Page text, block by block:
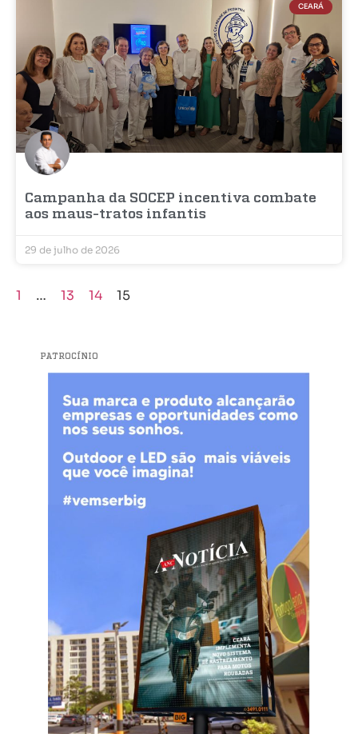
CEARÁ
Campanha da SOCEP incentiva combate
aos maus-tratos infantis
29 de julho de 2026
1 … 13 14 15
PATROCÍNIO